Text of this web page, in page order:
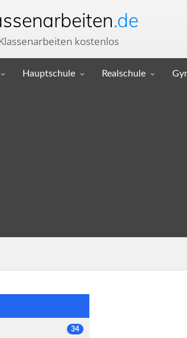
.de
kostenlos
Hauptschule Realschule
34